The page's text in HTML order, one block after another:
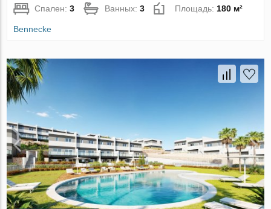
Спален:3 Ванных:3 Площадь: 180 м²
Bennecke